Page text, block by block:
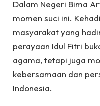
Dalam Negeri Bima
momen suci ini.
masyarakat yang
perayaan Idul Fitri
agama, tetapi juga
kebersamaan dan
Indonesia.